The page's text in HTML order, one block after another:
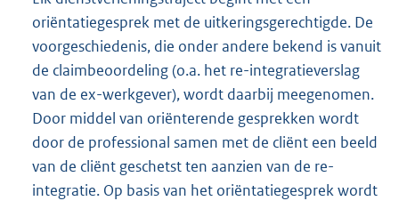
oriëntatiegesprek met de uitkeringsgerechtigde. De
voorgeschiedenis, die onder andere bekend is vanuit
de claimbeoordeling (o.a. het re-integratieverslag
van de ex-werkgever), wordt daarbij meegenomen.
Door middel van oriënterende gesprekken wordt
door de professional samen met de cliënt een beeld
van de cliënt geschetst ten aanzien van de re-
integratie. Op basis van het oriëntatiegesprek wordt